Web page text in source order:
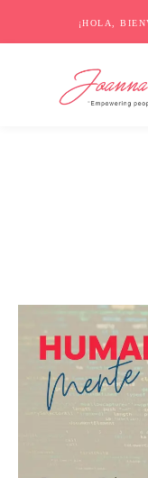
¡HOLA,